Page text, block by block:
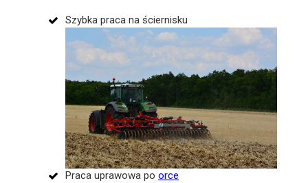
Szybka praca na ściernisku
Praca uprawowa po orce